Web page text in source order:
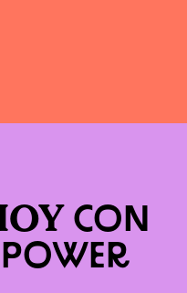
CON